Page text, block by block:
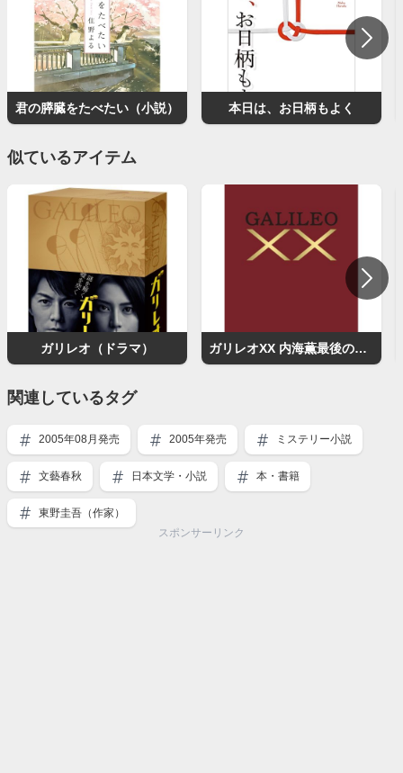
君の膵臓をたべたい（小説） 本日は、お日柄もよく
似ているアイテム
ガリレオ（ドラマ） ガリレオXX 内海薫最後の事件 愚弄ぶ
関連しているタグ
2005年08月発売 2005年発売 ミステリー小説
文藝春秋 日本文学・小説 本・書籍
東野圭吾（作家）
スポンサーリンク